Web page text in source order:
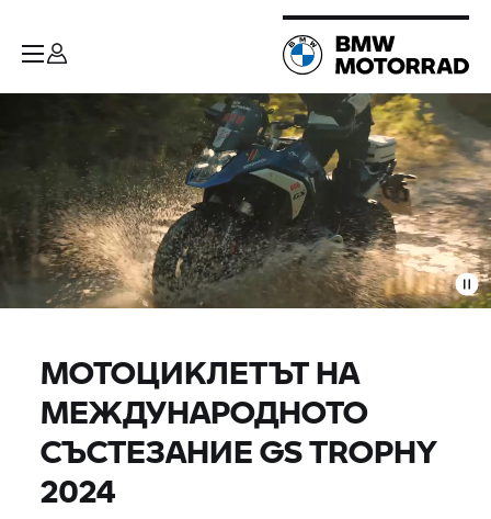
МОТОЦИКЛЕТЪТ НА
МЕЖДУНАРОДНОТО
СЪСТЕЗАНИЕGS TROPHY
2024